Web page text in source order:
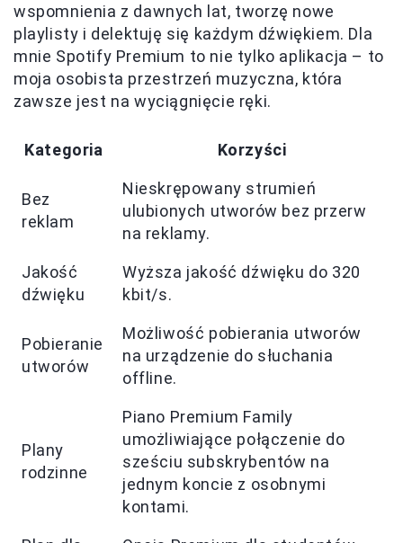
wspomnienia z dawnych lat, tworzę nowe
playlisty i delektuję się każdym dźwiękiem. Dla
mnie Spotify Premium to nie tylko aplikacja – to
moja osobista przestrzeń muzyczna, która
zawsze jest na wyciągnięcie ręki.
Kategoria Korzyści
Bez
reklam
Nieskrępowany strumień
ulubionych utworów bez przerw
na reklamy.
Jakość
dźwięku
Wyższa jakość dźwięku do 320
kbit/s.
Pobieranie
utworów
Możliwość pobierania utworów
na urządzenie do słuchania
offline.
Plany
rodzinne
Piano Premium Family
umożliwiające połączenie do
sześciu subskrybentów na
jednym koncie z osobnymi
kontami.